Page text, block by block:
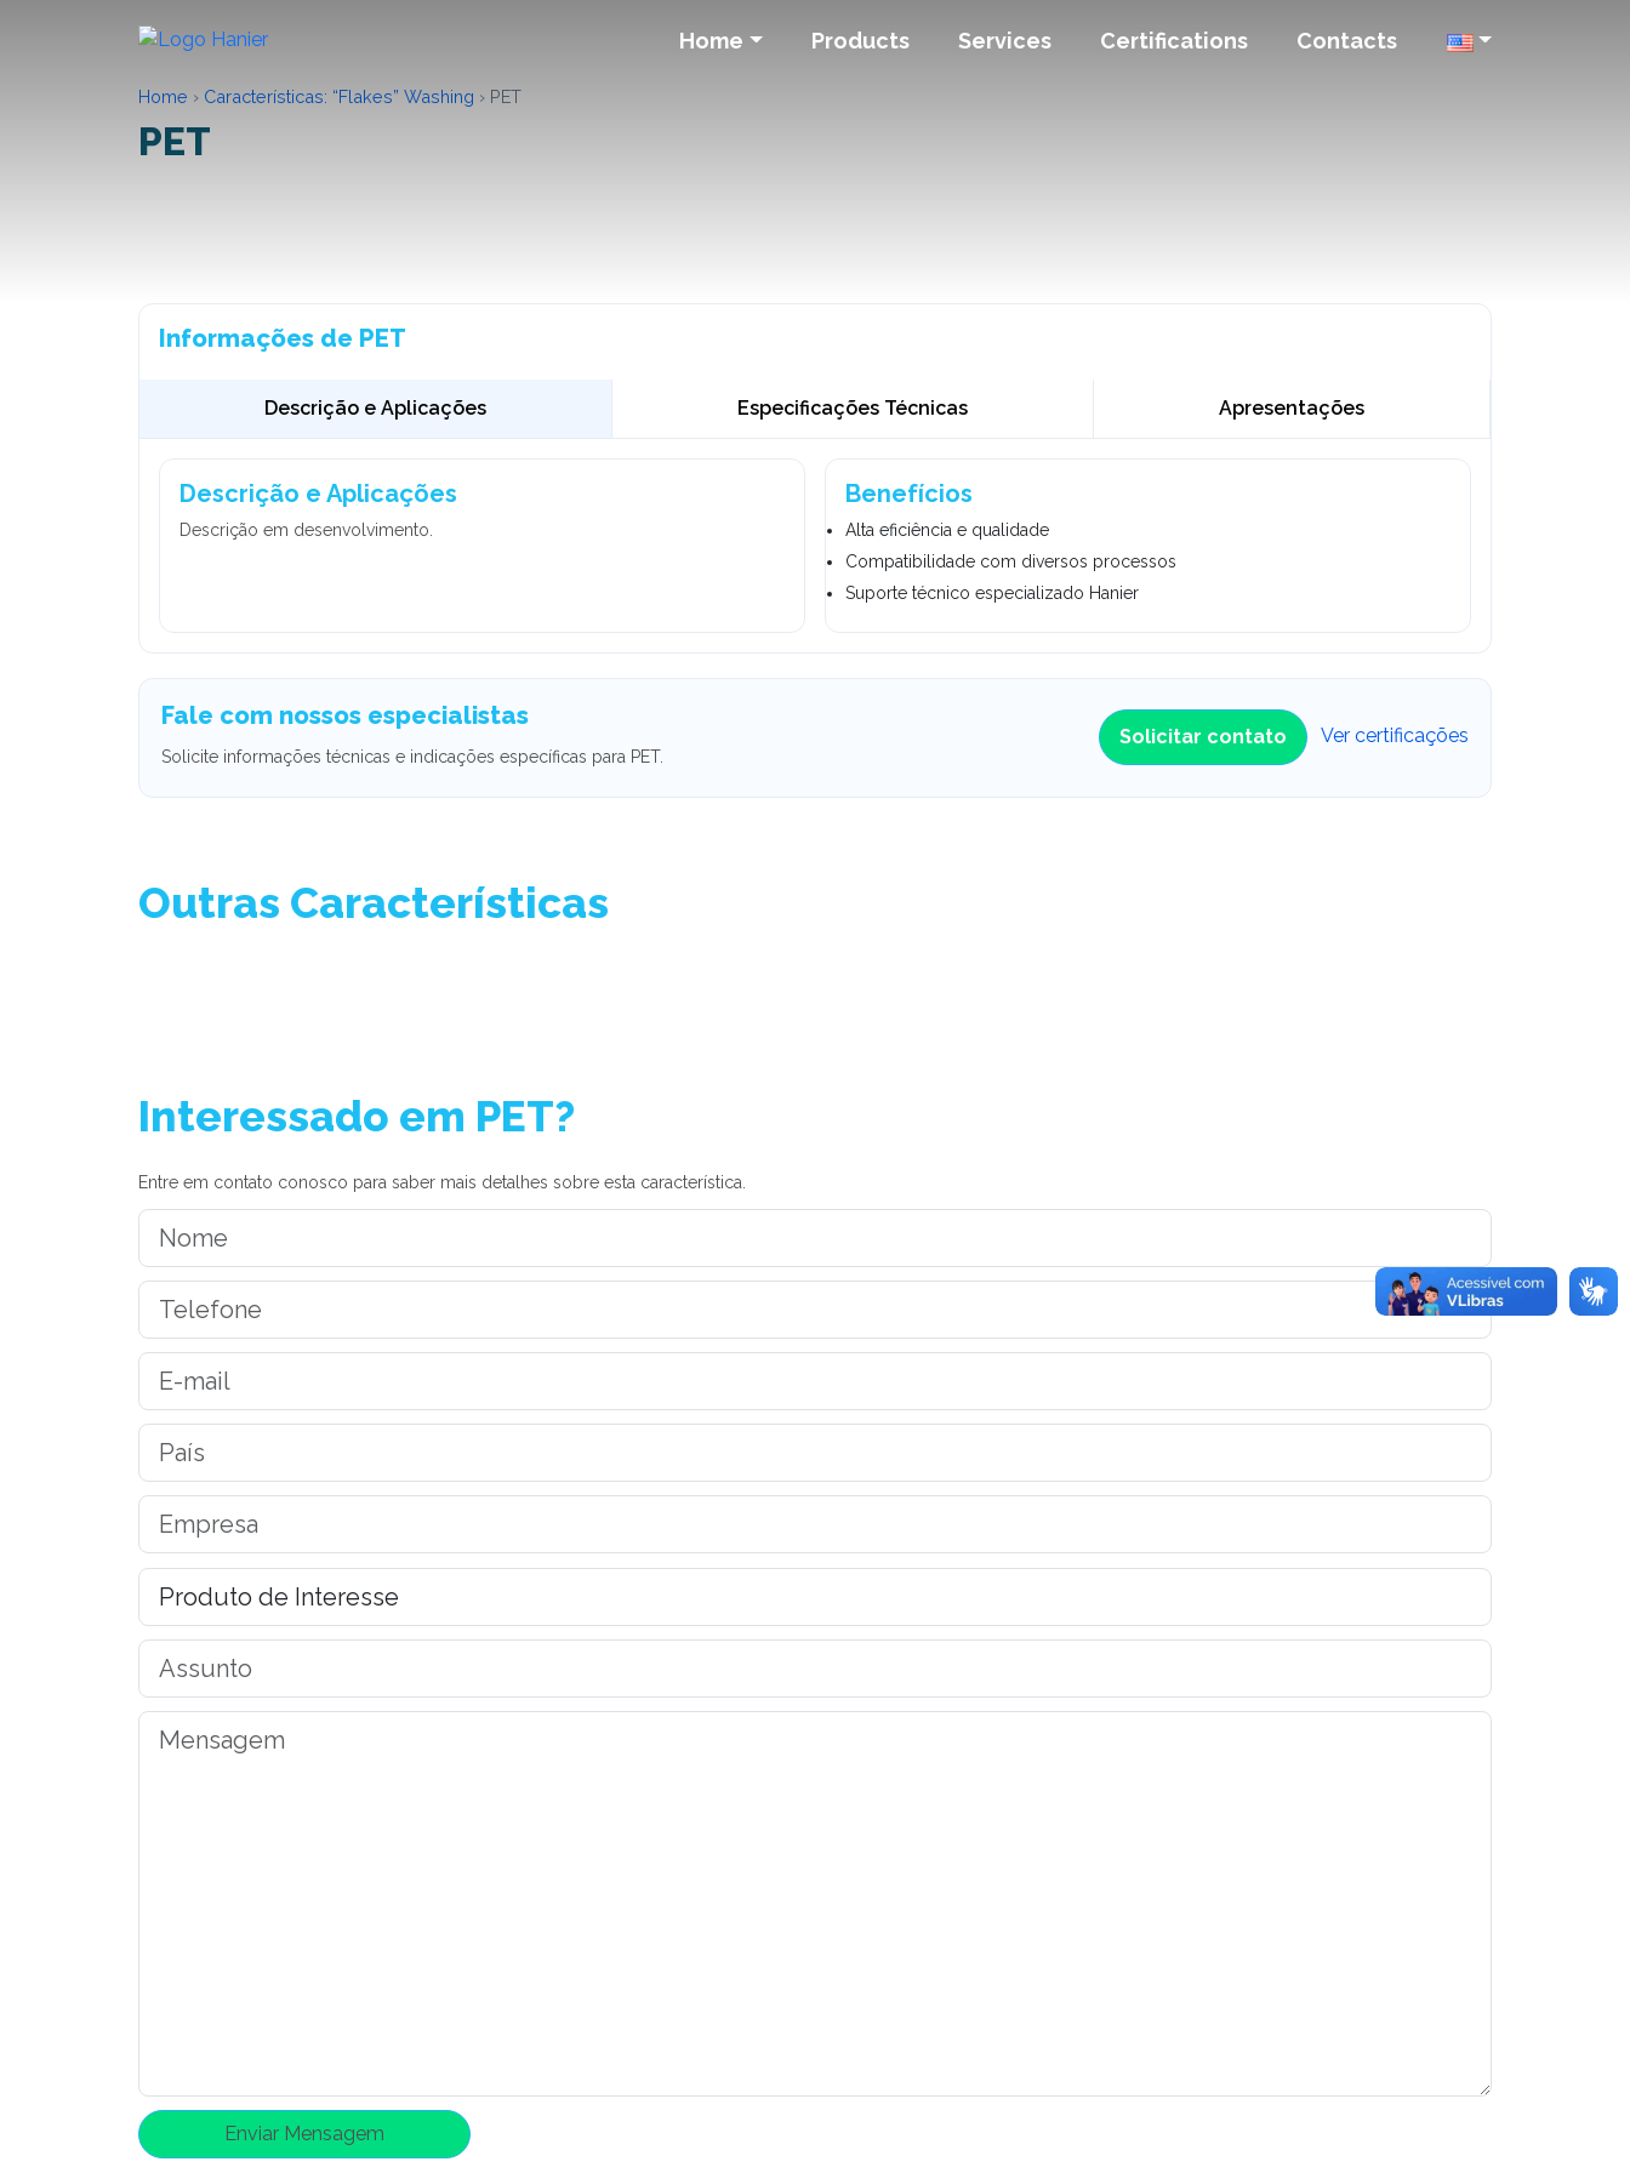
Home Products Services Certifications Contacts
Home › Características: “Flakes” Washing › PET
PET
Informações de PET
Descrição e Aplicações Especificações Técnicas Apresentações
Descrição e Aplicações
Descrição em desenvolvimento.
Benefícios
Alta eficiência e qualidade
Compatibilidade com diversos processos
Suporte técnico especializado Hanier
Fale com nossos especialistas
Solicite informações técnicas e indicações específicas para PET.
Solicitar contato Ver certificações
Outras Características
Interessado em PET?
Entre em contato conosco para saber mais detalhes sobre esta característica.